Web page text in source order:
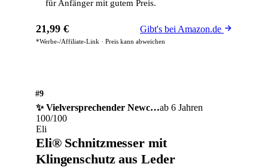
für Anfänger mit gutem Preis.
21,99 € Gibt's bei Amazon.de
*Werbe-/Affiliate-Link · Preis kann abweichen
#9
✨ Vielversprechender Newc…ab 6 Jahren
100/100
Eli
Eli® Schnitzmesser mit
Klingenschutz aus Leder